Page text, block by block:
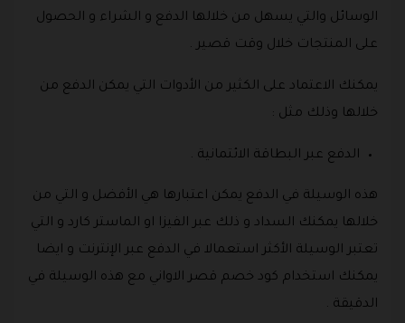
الوسائل والتي يسهل من خلالها الدفع و الشراء و الحصول
على المنتجات خلال وقت قصير .
يمكنك الاعتماد على الكثير من الأدوات التي يمكن الدفع من
خلالها وذلك مثل :
الدفع عبر البطاقة الائتمانية .
هذه الوسيلة في الدفع يمكن اعتبارها هي الأفضل و التي من
خلالها يمكنك السداد و ذلك عبر الفيزا او الماستر كارد و التي
تعتبر الوسيلة الأكثر استعمالا في الدفع عبر الإنترنت و ايضا
يمكنك استخدام كود خصم قصر الاواني مع هذه الوسيلة في
الدقيقة .